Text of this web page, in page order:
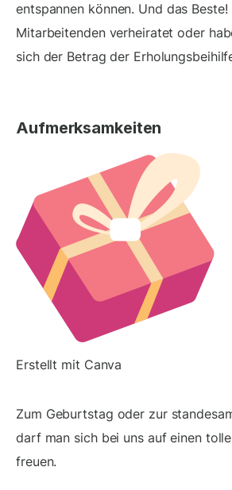
entspannen können. Und das
Mitarbeitenden verheiratet oder
sich der Betrag der
Aufmerksamkeiten
Erstellt mit Canva
Zum Geburtstag oder zur
darf man sich bei uns auf einen
freuen.